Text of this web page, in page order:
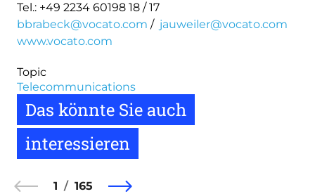
Tel.: +49 2234 60198 18 / 17
bbrabeck@vocato.com / jauweiler@vocato.com
www.vocato.com
Topic
Telecommunications
Das könnte Sie auch
interessieren
1 165